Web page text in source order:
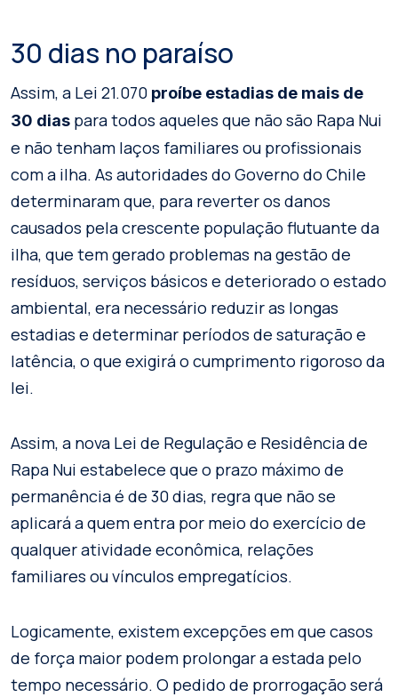
30 dias no paraíso
Assim, a Lei 21.070 proíbe estadias de mais de
30 dias para todos aqueles que não são Rapa Nui
e não tenham laços familiares ou profissionais
com a ilha. As autoridades do Governo do Chile
determinaram que, para reverter os danos
causados pela crescente população flutuante da
ilha, que tem gerado problemas na gestão de
resíduos, serviços básicos e deteriorado o estado
ambiental, era necessário reduzir as longas
estadias e determinar períodos de saturação e
latência, o que exigirá o cumprimento rigoroso da
lei.
Assim, a nova Lei de Regulação e Residência de
Rapa Nui estabelece que o prazo máximo de
permanência é de 30 dias, regra que não se
aplicará a quem entra por meio do exercício de
qualquer atividade econômica, relações
familiares ou vínculos empregatícios.
Logicamente, existem excepções em que casos
de força maior podem prolongar a estada pelo
tempo necessário. O pedido de prorrogação será